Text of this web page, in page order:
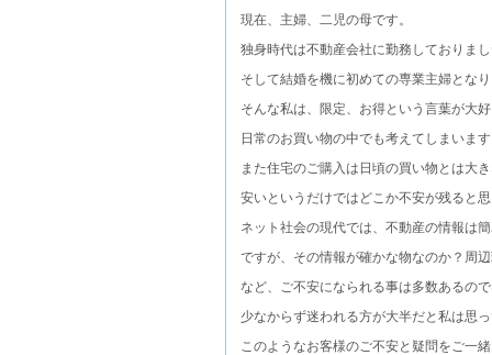
現在、主婦、二児の母です。
独身時代は不動産会社に勤務しておりま
そして結婚を機に初めての専業主婦とな
そんな私は、限定、お得という言葉が大
日常のお買い物の中でも考えてしまいま
また住宅のご購入は日頃の買い物とは大
安いというだけではどこか不安が残ると
ネット社会の現代では、不動産の情報は
ですが、その情報が確かな物なのか？周
など、ご不安になられる事は多数あるの
少なからず迷われる方が大半だと私は思
このようなお客様のご不安と疑問をご一